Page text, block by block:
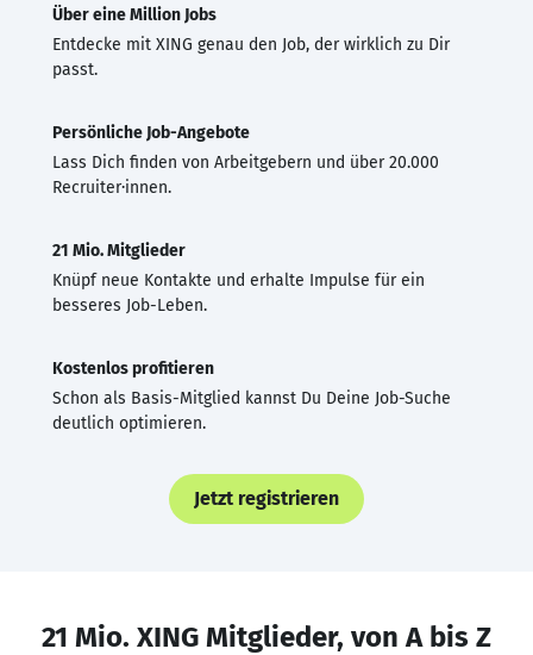
Über eine Million Jobs
Entdecke mit XING genau den Job, der wirklich zu Dir
passt.
Persönliche Job-Angebote
Lass Dich finden von Arbeitgebern und über 20.000
Recruiter·innen.
21 Mio. Mitglieder
Knüpf neue Kontakte und erhalte Impulse für ein
besseres Job-Leben.
Kostenlos profitieren
Schon als Basis-Mitglied kannst Du Deine Job-Suche
deutlich optimieren.
Jetzt registrieren
21 Mio. XING Mitglieder, von A bis Z